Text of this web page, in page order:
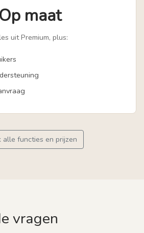
Op maat
uit Premium, plus:
alle functies en prijzen
vragen